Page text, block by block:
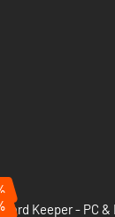
um. Füge die
Keeper - PC